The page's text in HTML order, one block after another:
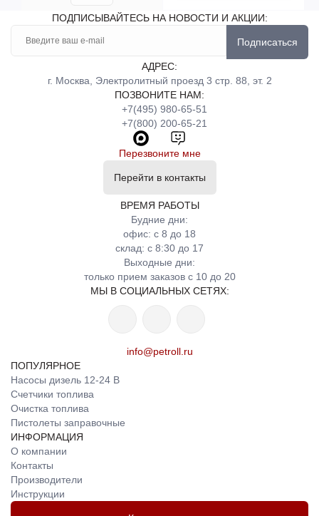
ПОДПИСЫВАЙТЕСЬ НА НОВОСТИ И АКЦИИ:
Подписаться
АДРЕС:
г. Москва, Электролитный проезд 3 стр. 88, эт. 2
ПОЗВОНИТЕ НАМ:
+7(495) 980-65-51
+7(800) 200-65-21
Перезвоните мне
Перейти в контакты
ВРЕМЯ РАБОТЫ
Будние дни:
офис: с 8 до 18
склад: с 8:30 до 17
Выходные дни:
только прием заказов с 10 до 20
МЫ В СОЦИАЛЬНЫХ СЕТЯХ:
info@petroll.ru
ПОПУЛЯРНОЕ
Насосы дизель 12-24 В
Счетчики топлива
Очистка топлива
Пистолеты заправочные
ИНФОРМАЦИЯ
О компании
Контакты
Производители
Инструкции